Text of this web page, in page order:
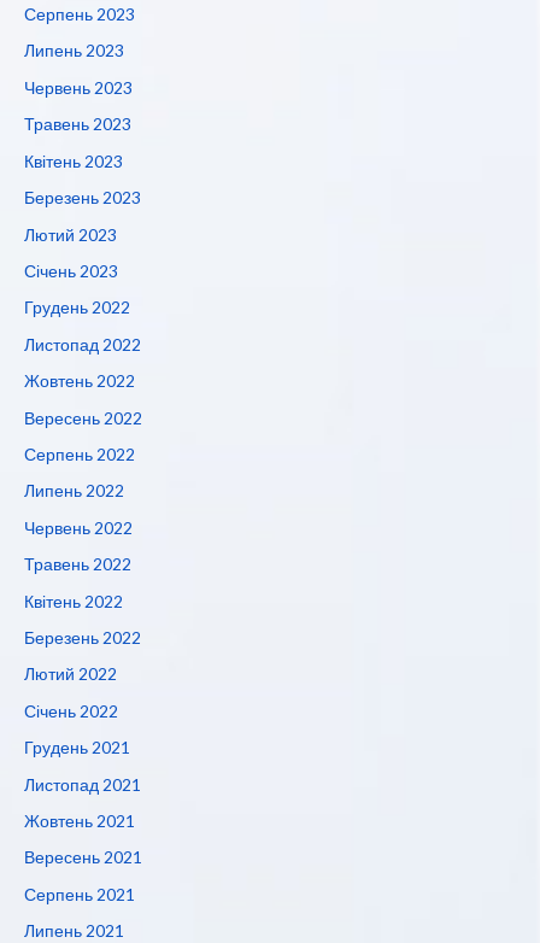
Серпень 2023
Липень 2023
Червень 2023
Травень 2023
Квітень 2023
Березень 2023
Лютий 2023
Січень 2023
Грудень 2022
Листопад 2022
Жовтень 2022
Вересень 2022
Серпень 2022
Липень 2022
Червень 2022
Травень 2022
Квітень 2022
Березень 2022
Лютий 2022
Січень 2022
Грудень 2021
Листопад 2021
Жовтень 2021
Вересень 2021
Серпень 2021
Липень 2021